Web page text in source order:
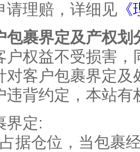
请理赔，详细见
包裹界定及产权划
户权益不受损害
对客户包裹界定
违背约定，本站
界定:
据仓位，当包裹